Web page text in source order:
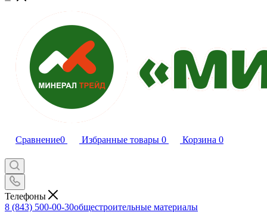
Сравнение0 Избранные товары 0 Корзина 0
Телефоны
8 (843) 500-00-30общестроительные материалы